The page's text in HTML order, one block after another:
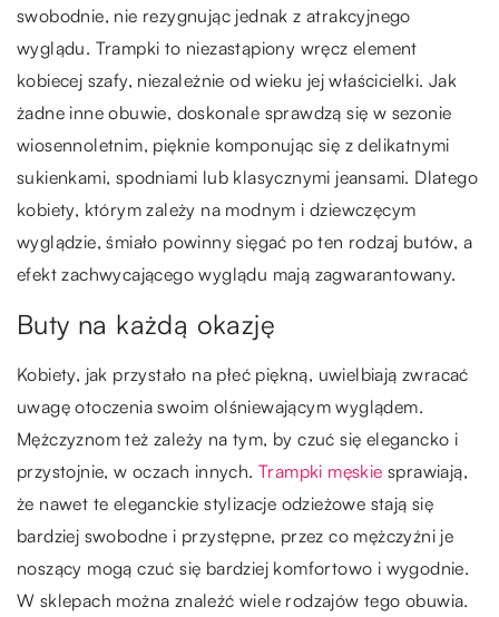
swobodnie, nie rezygnując jednak z atrakcyjnego
wyglądu. Trampki to niezastąpiony wręcz element
kobiecej szafy, niezależnie od wieku jej właścicielki. Jak
żadne inne obuwie, doskonale sprawdzą się w sezonie
wiosennoletnim, pięknie komponując się z delikatnymi
sukienkami, spodniami lub klasycznymi jeansami. Dlatego
kobiety, którym zależy na modnym i dziewczęcym
wyglądzie, śmiało powinny sięgać po ten rodzaj butów, a
efekt zachwycającego wyglądu mają zagwarantowany.
Buty na każdą okazję
Kobiety, jak przystało na płeć piękną, uwielbiają zwracać
uwagę otoczenia swoim olśniewającym wyglądem.
Mężczyznom też zależy na tym, by czuć się elegancko i
przystojnie, w oczach innych. Trampki męskie sprawiają,
że nawet te eleganckie stylizacje odzieżowe stają się
bardziej swobodne i przystępne, przez co mężczyźni je
noszący mogą czuć się bardziej komfortowo i wygodnie.
W sklepach można znaleźć wiele rodzajów tego obuwia.